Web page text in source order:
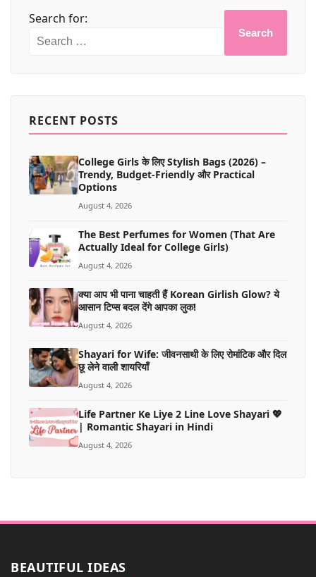
Search for:
Search
RECENT POSTS
College Girls के लिए Stylish Bags (2026) –
Trendy, Budget-Friendly और Practical
Options
August 4, 2026
The Best Perfumes for Women (That Are
Actually Ideal for College Girls)
August 4, 2026
क्या आप भी पाना चाहती हैं Korean Girlish Glow? ये
आसान टिप्स बदल देंगे आपका लुक!
August 4, 2026
Shayari for Wife: जीवनसाथी के लिए रोमांटिक और दिल
छू लेने वाली शायरियाँ
August 4, 2026
Life Partner Ke Liye 2 Line Love Shayari 💖
| Romantic Shayari in Hindi
August 4, 2026
BEAUTIFUL IDEAS